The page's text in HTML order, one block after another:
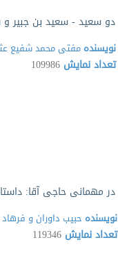
دو سعید - سعید بن جبیر
نویسنده مفتی محمد شفیع
تعداد نمایش 109986
در مهمانی حاجی آقا:
نویسنده حبیب داوران و
تعداد نمایش 119346